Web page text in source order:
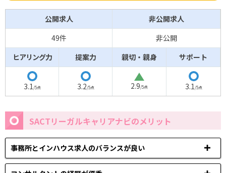
公開求人
非公開求人
49件
非公開
ヒアリング力
提案力 親切・親身 サポート
3.1 /5点
3.2/5点
2.9/5点
3.1 /5点
SACTリーガルキャリアナビのメリット
事務所とインハウス求人のバランスが良い